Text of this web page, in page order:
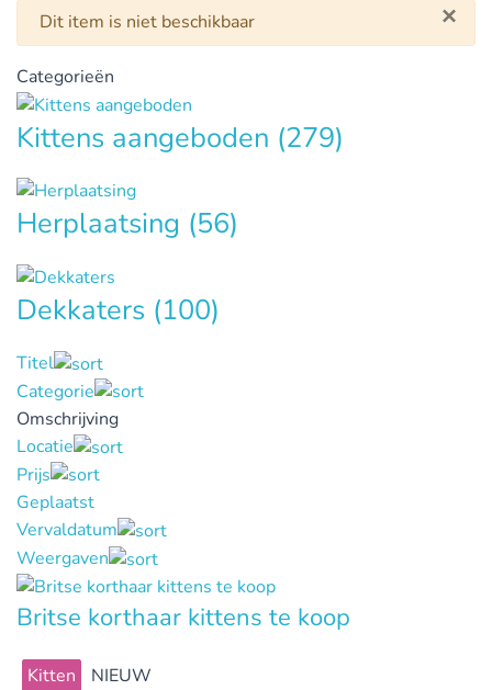
×
Waarschuwing
Dit item is niet beschikbaar
Categorieën
Kittens aangeboden (279)
Herplaatsing (56)
Dekkaters (100)
Titel
Categorie
Omschrijving
Locatie
Prijs
Geplaatst
Vervaldatum
Weergaven
Britse korthaar kittens te koop
Kitten
NIEUW